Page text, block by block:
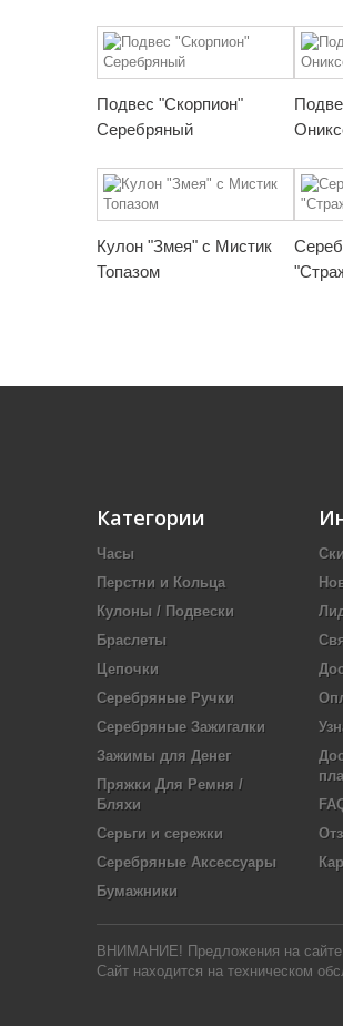
Подвес "Скорпион"
Серебряный
Кулон "Змея" с Мистик
Топазом
Категории
Часы
Перстни и Кольца
Кулоны / Подвески
Браслеты
Цепочки
Серебряные Ручки
Серебряные Зажигалки
Зажимы для Денег
Пряжки Для Ремня /
Бляхи
Серьги и сережки
Серебряные Аксессуары
Бумажники
ВНИМАНИЕ! Предложения на сайте
Сайт находится на техническом